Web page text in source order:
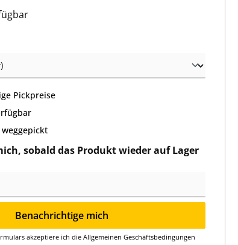
Pickpreise
sobald das Produkt wieder auf Lager
Benachrichtige mich
akzeptiere ich die Allgemeinen Geschäftsbedingungen